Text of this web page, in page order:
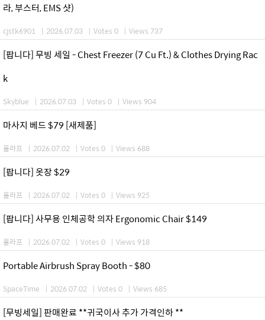
라, 부스터, EMS 샷)
cjstk6901 | 2026.07.03 | Votes 0 | Views 737
[팝니다] 무빙 세일 - Chest Freezer (7 Cu Ft.) & Clothes Drying Rac
k
Skyblue | 2026.07.03 | Votes 0 | Views 904
마사지 베드 $79 [새제품]
올라프 | 2026.07.02 | Votes 0 | Views 688
[팝니다] 옷장 $29
올라프 | 2026.07.02 | Votes 0 | Views 925
[팝니다] 사무용 인체공학 의자 Ergonomic Chair $149
올라프 | 2026.07.02 | Votes 0 | Views 918
Portable Airbrush Spray Booth - $80
SpaceTime | 2026.07.02 | Votes 0 | Views 685
[무빙세일] 판매완료 **귀국이사 추가 가격인하 **